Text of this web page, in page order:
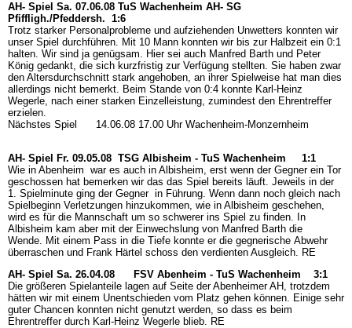
AH- Spiel Sa. 07.06.08 TuS Wachenheim AH- SG
Pfiffligh./Pfeddersh. 1:6
Trotz starker Personalprobleme und aufziehenden Unwetters konnten wir
unser Spiel durchführen. Mit 10 Mann konnten wir bis zur Halbzeit ein 0:1
halten. Wir sind ja genügsam. Hier sei auch Manfred Barth und Peter
König gedankt, die sich kurzfristig zur Verfügung stellten. Sie haben zwar
den Altersdurchschnitt stark angehoben, an ihrer Spielweise hat man dies
allerdings nicht bemerkt. Beim Stande von 0:4 konnte Karl-Heinz
Wegerle, nach einer starken Einzelleistung, zumindest den Ehrentreffer
erzielen.
Nächstes Spiel 14.06.08 17.00 Uhr Wachenheim-Monzernheim
AH- Spiel Fr. 09.05.08 TSG Albisheim - TuS Wachenheim 1:1
Wie in Abenheim war es auch in Albisheim, erst wenn der Gegner ein Tor
geschossen hat bemerken wir das das Spiel bereits läuft. Jeweils in der
1. Spielminute ging der Gegner in Führung. Wenn dann noch gleich nach
Spielbeginn Verletzungen hinzukommen, wie in Albisheim geschehen,
wird es für die Mannschaft um so schwerer ins Spiel zu finden. In
Albisheim kam aber mit der Einwechslung von Manfred Barth die
Wende. Mit einem Pass in die Tiefe konnte er die gegnerische Abwehr
überraschen und Frank Härtel schoss den verdienten Ausgleich. RE
AH- Spiel Sa. 26.04.08 FSV Abenheim - TuS Wachenheim 3:1
Die größeren Spielanteile lagen auf Seite der Abenheimer AH, trotzdem
hätten wir mit einem Unentschieden vom Platz gehen können. Einige sehr
guter Chancen konnten nicht genutzt werden, so dass es beim
Ehrentreffer durch Karl-Heinz Wegerle blieb. RE